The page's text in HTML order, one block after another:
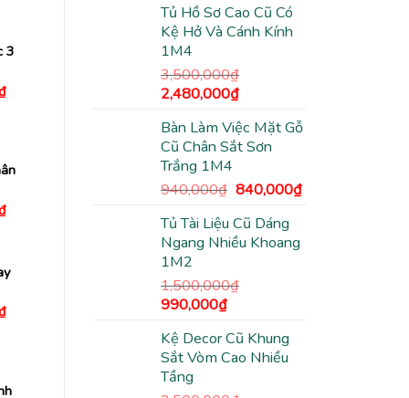
là:
3,500,000₫.
tại
là:
Tủ Hồ Sơ Cao Cũ Có
Kệ Hở Và Cánh Kính
1M4
3,500,000₫
Giá
là:
3,500,000₫.
2,480,000₫Giá
tại
là:
Bàn Làm Việc Mặt Gỗ
Cũ Chân Sắt Sơn
Trắng 1M4
940,000₫ Giá
là:
940,000₫.
840,000₫Giá
Tủ Tài Liệu Cũ Dáng
Ngang Nhiều Khoang
1M2
1,500,000₫
Giá
là:
1,500,000₫.
990,000₫Giá
tại
là:
Kệ Decor Cũ Khung
Sắt Vòm Cao Nhiều
Tầng
3
₫Giá
₫Giá
₫Giá